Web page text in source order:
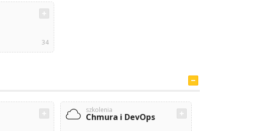
34
szkolenia
Chmura i DevOps